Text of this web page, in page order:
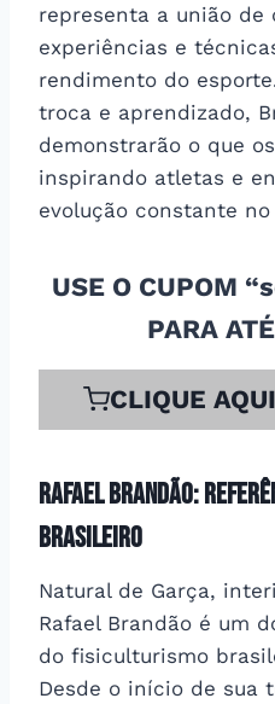
representa a união de
experiências e
rendimento do
troca e aprendizado,
demonstrarão o que
inspirando atletas e
evolução constante
USE O CUPOM
PARA
CLIQUE
Rafael Brandão:
brasileiro
Natural de Garça,
Rafael Brandão é um
do fisiculturismo
Desde o início de sua